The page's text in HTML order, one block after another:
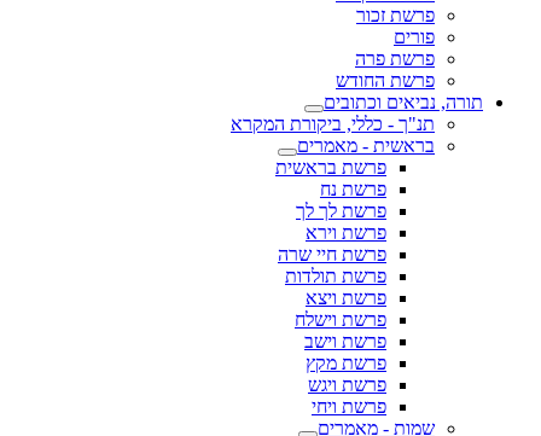
פרשת זכור
פורים
פרשת פרה
פרשת החודש
תורה, נביאים וכתובים
תנ"ך - כללי, ביקורת המקרא
בראשית - מאמרים
פרשת בראשית
פרשת נח
פרשת לך לך
פרשת וירא
פרשת חיי שרה
פרשת תולדות
פרשת ויצא
פרשת וישלח
פרשת וישב
פרשת מקץ
פרשת ויגש
פרשת ויחי
שמות - מאמרים